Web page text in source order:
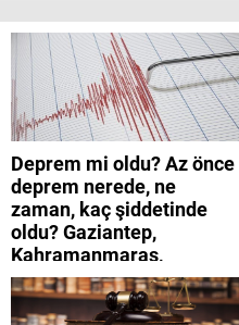
Deprem mi oldu? Az önce
deprem nerede, ne
zaman, kaç şiddetinde
oldu? Gaziantep,
Kahramanmaraş,
Adıyaman, Şanlıurfa,
Suriye, Kilis, Hatay,